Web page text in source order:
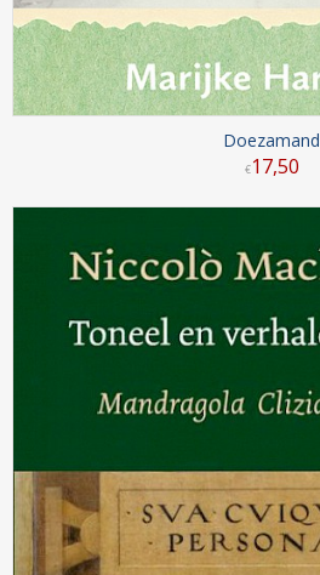
Doezamand
€17,50